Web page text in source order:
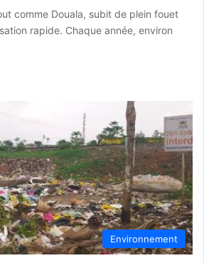
comme Douala, subit de plein fouet
rapide. Chaque année, environ
Environnement